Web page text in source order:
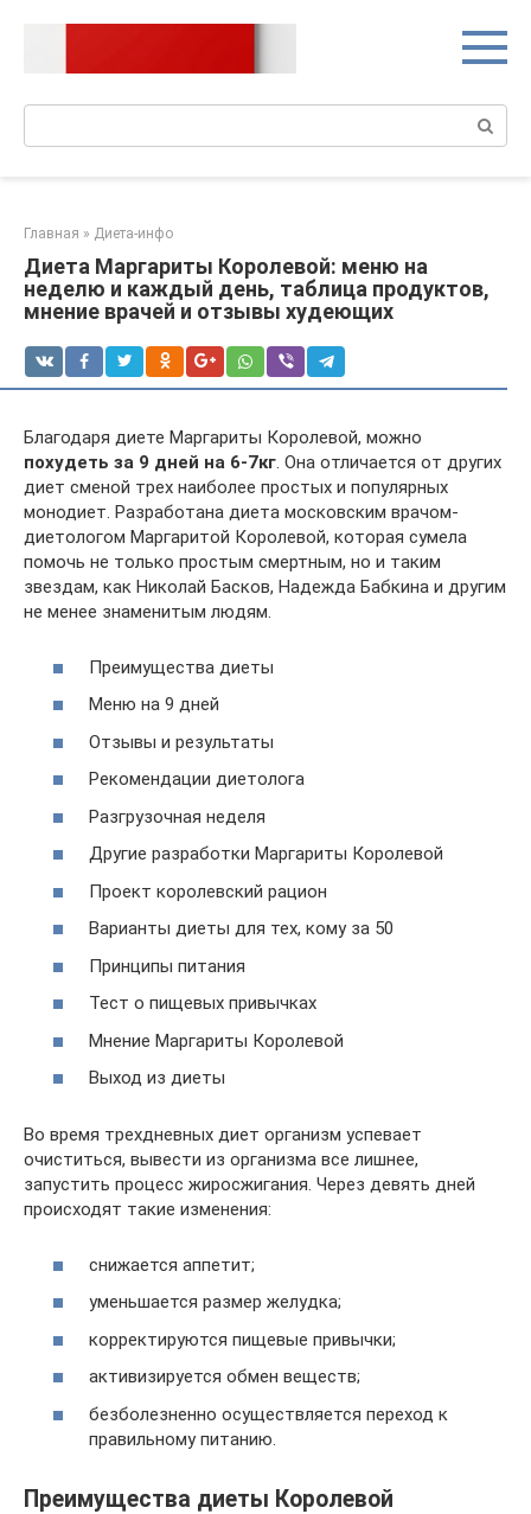
Главная » Диета-инфо
Диета Маргариты Королевой: меню на
неделю и каждый день, таблица продуктов,
мнение врачей и отзывы худеющих
Благодаря диете Маргариты Королевой, можно
похудеть за 9 дней на 6-7кг. Она отличается от других
диет сменой трех наиболее простых и популярных
монодиет. Разработана диета московским врачом-
диетологом Маргаритой Королевой, которая сумела
помочь не только простым смертным, но и таким
звездам, как Николай Басков, Надежда Бабкина и другим
не менее знаменитым людям.
Преимущества диеты
Меню на 9 дней
Отзывы и результаты
Рекомендации диетолога
Разгрузочная неделя
Другие разработки Маргариты Королевой
Проект королевский рацион
Варианты диеты для тех, кому за 50
Принципы питания
Тест о пищевых привычках
Мнение Маргариты Королевой
Выход из диеты
Во время трехдневных диет организм успевает
очиститься, вывести из организма все лишнее,
запустить процесс жиросжигания. Через девять дней
происходят такие изменения:
снижается аппетит;
уменьшается размер желудка;
корректируются пищевые привычки;
активизируется обмен веществ;
безболезненно осуществляется переход к
правильному питанию.
Преимущества диеты Королевой